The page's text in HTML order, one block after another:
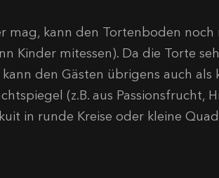
mag, kann den Tortenboden
Kinder mitessen). Da die Torte
kann den Gästen übrigens auch
(z.B. aus Passionsfrucht,
in runde Kreise oder kleine